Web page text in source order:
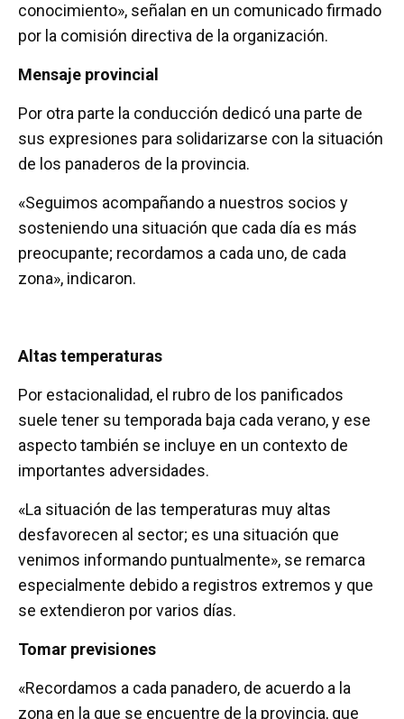
conocimiento», señalan en un comunicado firmado
por la comisión directiva de la organización.
Mensaje provincial
Por otra parte la conducción dedicó una parte de
sus expresiones para solidarizarse con la situación
de los panaderos de la provincia.
«Seguimos acompañando a nuestros socios y
sosteniendo una situación que cada día es más
preocupante; recordamos a cada uno, de cada
zona», indicaron.
Altas temperaturas
Por estacionalidad, el rubro de los panificados
suele tener su temporada baja cada verano, y ese
aspecto también se incluye en un contexto de
importantes adversidades.
«La situación de las temperaturas muy altas
desfavorecen al sector; es una situación que
venimos informando puntualmente», se remarca
especialmente debido a registros extremos y que
se extendieron por varios días.
Tomar previsiones
«Recordamos a cada panadero, de acuerdo a la
zona en la que se encuentre de la provincia, que